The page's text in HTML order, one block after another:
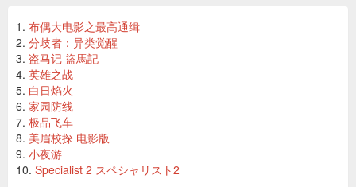
布偶大电影之最高通缉
分歧者：异类觉醒
盗马记 盜馬記
英雄之战
白日焰火
家园防线
极品飞车
美眉校探 电影版
小夜游
Specialist 2 スペシャリスト2